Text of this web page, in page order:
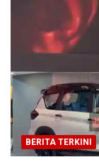
BERITA TERKINI